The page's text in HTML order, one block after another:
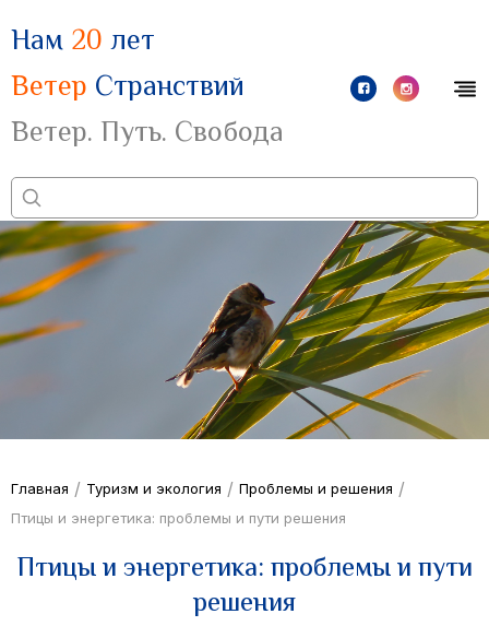
Нам 20 лет
Ветер Странствий
Ветер. Путь. Свобода
Главная / Туризм и экология / Проблемы и решения /
Птицы и энергетика: проблемы и пути решения
Птицы и энергетика: проблемы и пути
решения